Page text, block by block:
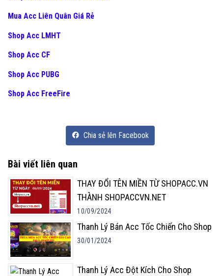
Mua Acc Liên Quân Giá Rẻ
Shop Acc LMHT
Shop Acc CF
Shop Acc PUBG
Shop Acc FreeFire
Chia sẻ lên Facebook
Bài viết liên quan
THAY ĐỔI TÊN MIỀN TỪ SHOPACC.VN
THÀNH SHOPACCVN.NET
10/09/2024
Thanh Lý Bán Acc Tốc Chiến Cho Shop
30/01/2024
Thanh Lý Acc Đột Kích Cho Shop